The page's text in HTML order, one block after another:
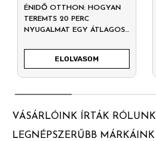
ÉNIDŐ OTTHON: HOGYAN
TEREMTS 20 PERC
NYUGALMAT EGY ÁTLAGOS
ELOLVASOM
VÁSÁRLÓINK ÍRTÁK RÓLUNK
LEGNÉPSZERŰBB MÁRKÁINK